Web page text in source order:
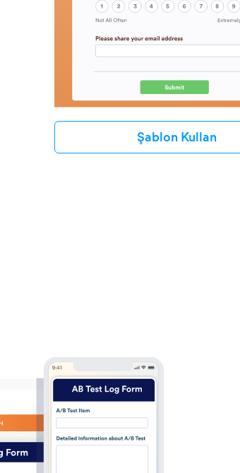
Şablon Kullan